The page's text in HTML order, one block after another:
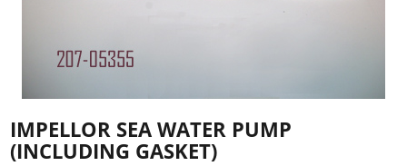
IMPELLOR SEA WATER PUMP
(INCLUDING GASKET)